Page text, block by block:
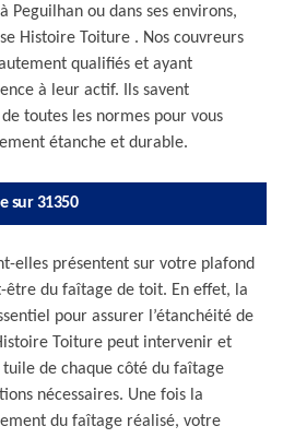
Peguilhan ou dans ses environs,
Histoire Toiture . Nos couvreurs
qualifiés et ayant
à leur actif. Ils savent
toutes les normes pour vous
étanche et durable.
sur 31350
elles présentent sur votre plafond
être du faîtage de toit. En effet, la
pour assurer l’étanchéité de
Toiture peut intervenir et
de chaque côté du faîtage
nécessaires. Une fois la
du faîtage réalisé, votre